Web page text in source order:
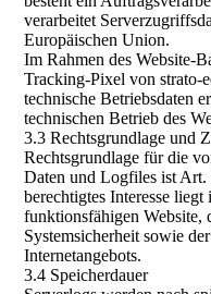
verarbeitet
Europäischen Union.
Im Rahmen des Website-
Tracking-Pixel von strato-
technische Betriebsdaten
technischen Betrieb des
3.3 Rechtsgrundlage und
Rechtsgrundlage für die
Daten und Logfiles ist
berechtigtes Interesse
funktionsfähigen Website,
Systemsicherheit sowie
Internetangebots.
3.4 Speicherdauer